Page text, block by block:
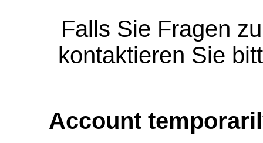
Falls Sie Fragen
kontaktieren Sie
Account